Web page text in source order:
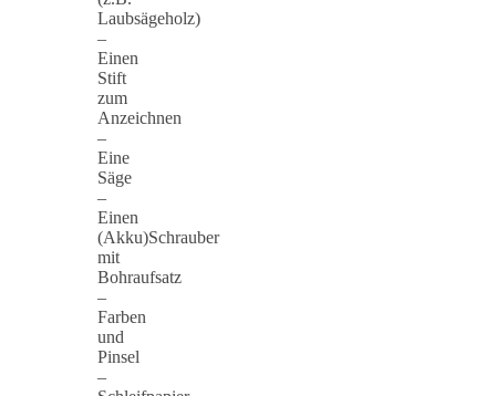
Laubsägeholz)
–
Einen
Stift
zum
Anzeichnen
–
Eine
Säge
–
Einen
(Akku)Schrauber
mit
Bohraufsatz
–
Farben
und
Pinsel
–